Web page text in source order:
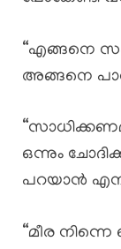
“എങ്ങനെ
അങ്ങനെ
ഒന്നും
പറയാൻ
“മീര